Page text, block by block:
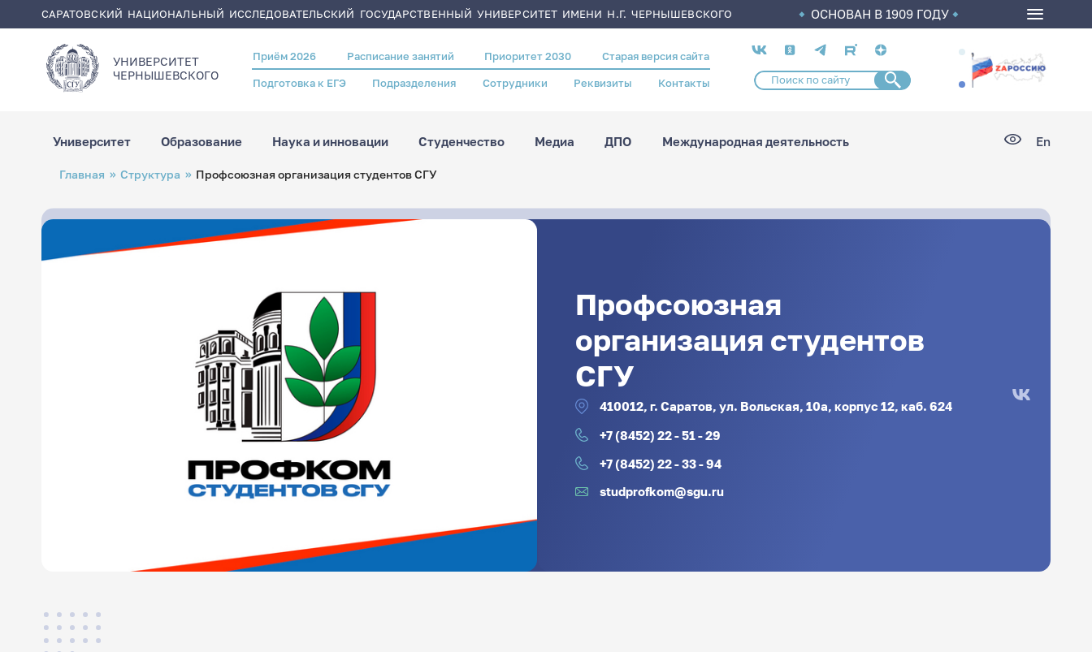
САРАТОВСКИЙ НАЦИОНАЛЬНЫЙ ИССЛЕДОВАТЕЛЬСКИЙ ГОСУДАРСТВЕННЫЙ УНИВЕРСИТЕТ ИМЕНИ Н.Г. ЧЕРНЫШЕВСКОГО ОСНОВАН В 1909 ГОДУ
УНИВЕРСИТЕТ
ЧЕРНЫШЕВСКОГO
Header
menu
Приём 2026 Расписание занятий Приоритет 2030 Старая версия сайта
Подготовка к ЕГЭ Подразделения Сотрудники Реквизиты Контакты
Социальные
сети
Университет Образование Наука и инновации Студенчество Медиа ДПО Международная деятельность En
Строка
навигации
Главная Структура Профсоюзная организация студентов СГУ
Профсоюзная
организация студентов
СГУ
410012, г. Саратов, ул. Вольская, 10а, корпус 12, каб. 624
+7 (8452) 22 - 51 - 29
+7 (8452) 22 - 33 - 94
studprofkom@sgu.ru